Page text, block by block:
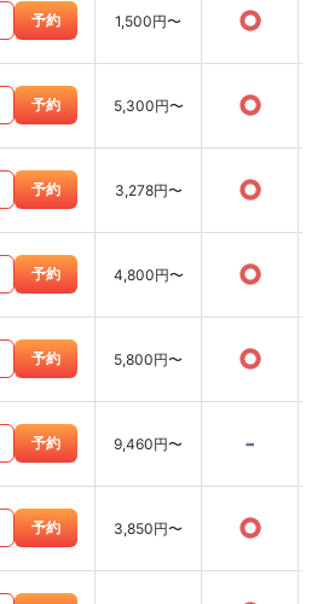
予約 1,500円〜 ○
予約 5,300円〜 ○
予約 3,278円〜 ○
予約 4,800円〜 ○
予約 5,800円〜 ○
予約 9,460円〜 -
予約 3,850円〜 ○